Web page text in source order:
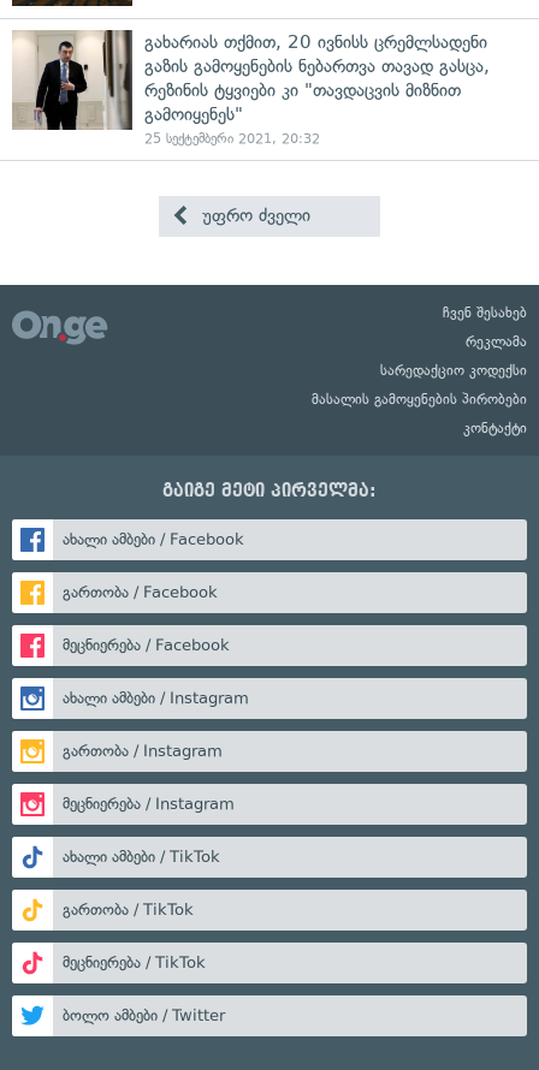
გახარიას თქმით, 20 ივნისს ცრემლსადენი
გაზის გამოყენების ნებართვა თავად გასცა,
რეზინის ტყვიები კი "თავდაცვის მიზნით
გამოიყენეს"
25 სექტემბერი 2021, 20:32
უფრო ძველი
ჩვენ შესახებ
რეკლამა
სარედაქციო კოდექსი
მასალის გამოყენების პირობები
კონტაქტი
გაიგე მეტი პირველმა:
ახალი ამბები / Facebook
გართობა / Facebook
მეცნიერება / Facebook
ახალი ამბები / Instagram
გართობა / Instagram
მეცნიერება / Instagram
ახალი ამბები / TikTok
გართობა / TikTok
მეცნიერება / TikTok
ბოლო ამბები / Twitter